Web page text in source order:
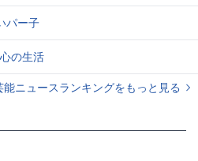
パー子
の生活
能ニュースランキングをもっと見る